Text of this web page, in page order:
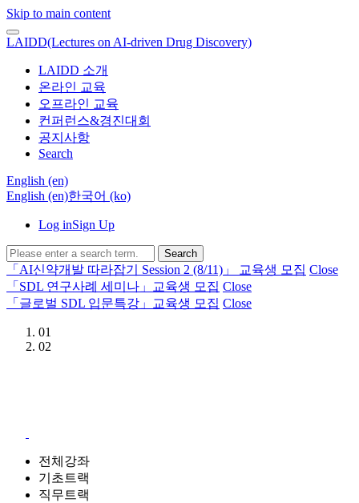
Skip to main content
LAIDD(Lectures on AI-driven Drug Discovery)
LAIDD 소개
온라인 교육
오프라인 교육
컨퍼런스&경진대회
공지사항
Search
English ‎(en)‎
English ‎(en)‎한국어 ‎(ko)‎
Log inSign Up
Search
「AI신약개발 따라잡기 Session 2 (8/11)」 교육생 모집 Close
「SDL 연구사례 세미나」교육생 모집 Close
「글로벌 SDL 입문특강」교육생 모집 Close
01
02
전체강좌
기초트랙
직무트랙